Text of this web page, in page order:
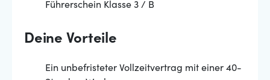
Führerschein Klasse 3 / B
Deine Vorteile
Ein unbefristeter Vollzeitvertrag mit einer 40-